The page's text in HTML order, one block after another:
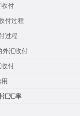
付
付过程
过程
外汇收付
付
汇汇率